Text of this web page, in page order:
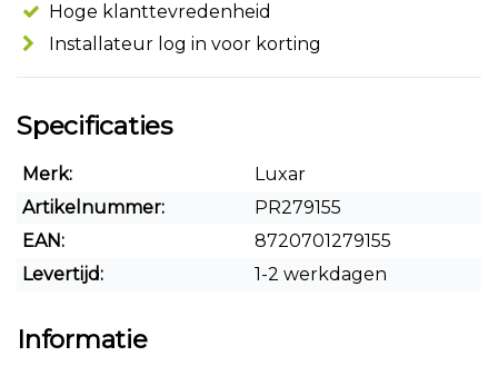
Hoge klanttevredenheid
Installateur log in voor korting
Specificaties
Merk:
Luxar
Artikelnummer:
PR279155
EAN:
8720701279155
Levertijd:
1-2 werkdagen
Informatie